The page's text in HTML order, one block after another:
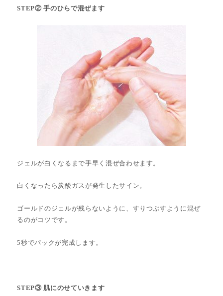
STEP② 手のひらで混ぜます
ジェルが白くなるまで手早く混ぜ合わせます。
白くなったら炭酸ガスが発生したサイン。
ゴールドのジェルが残らないように、すりつぶすように混ぜ
るのがコツです。
5秒でパックが完成します。
STEP③ 肌にのせていきます